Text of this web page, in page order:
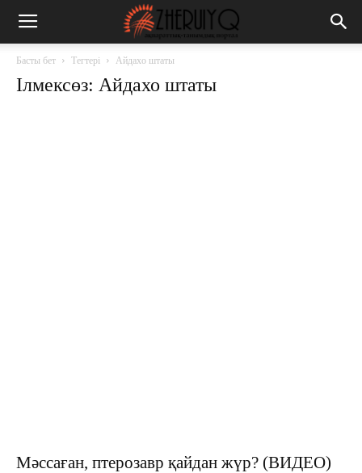
Басты бет Тегтері Айдахо штаты
Ілмексөз: Айдахо штаты
Мәссаған, птерозавр қайдан жүр? (ВИДЕО)